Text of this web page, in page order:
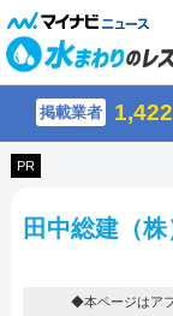
掲載業者 1,422
PR
田中総建（
◆本ページはア